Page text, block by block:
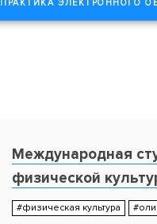
ПРАКТИКА ЭЛЕКТРОННОГО
Международная
физической
#физическая культура